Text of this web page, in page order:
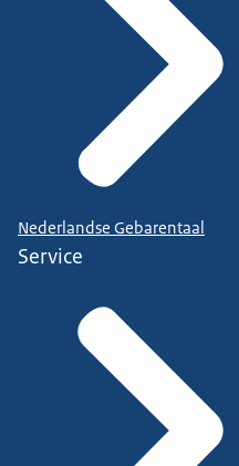
Nederlandse Gebarentaal
Service